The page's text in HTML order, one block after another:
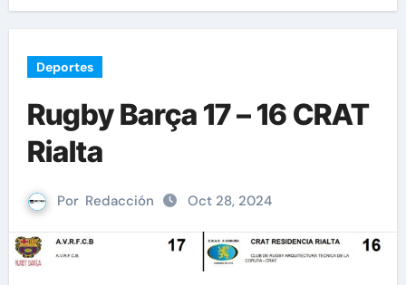
Deportes
Rugby Barça 17 – 16 CRAT
Rialta
Por Redacción Oct 28, 2024